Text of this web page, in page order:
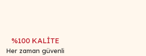
%100 KALİTE
Her zaman güvenli